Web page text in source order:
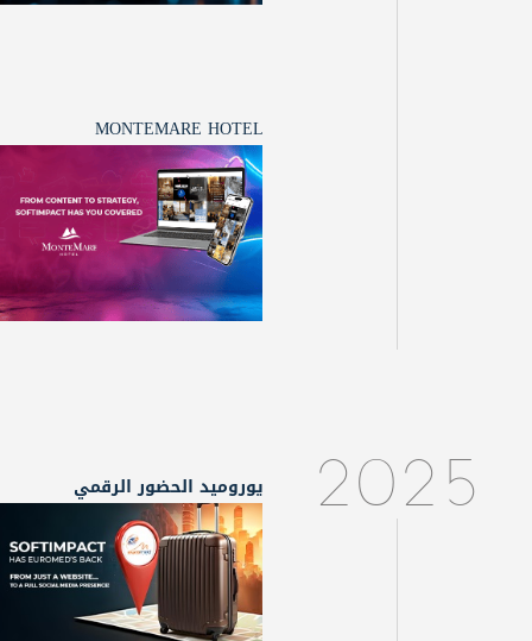
MONTEMARE HOTEL
2025 يوروميد الحضور الرقمي